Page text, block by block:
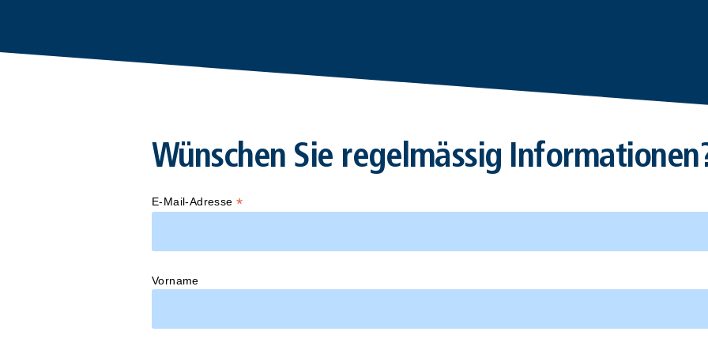
Wünschen Sie regelmässig
E-Mail-Adresse*
Vorname